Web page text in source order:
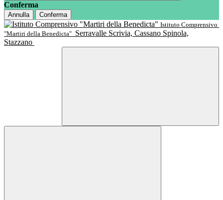
Conferma
Annulla
Conferma
Istituto Comprensivo
"Martiri della Benedicta" Serravalle Scrivia, Cassano Spinola,
Stazzano